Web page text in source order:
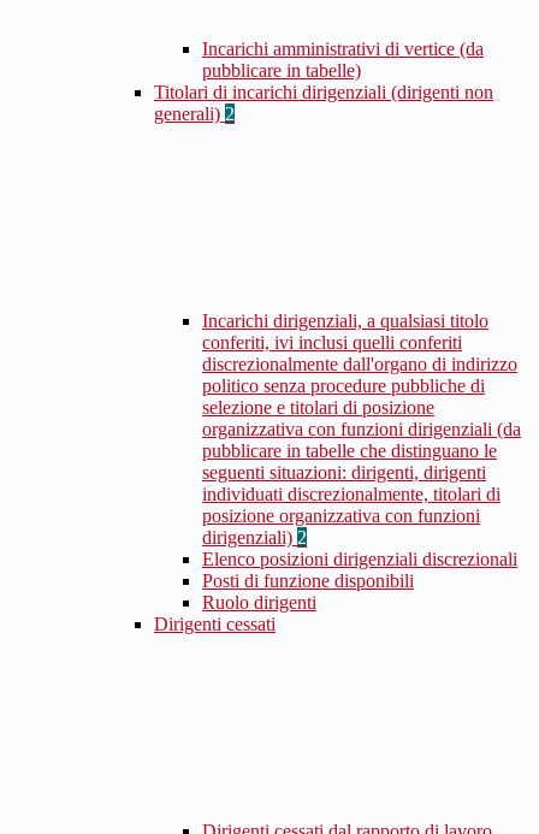
Incarichi amministrativi di vertice (da
pubblicare in tabelle)
Titolari di incarichi dirigenziali (dirigenti non
generali) 2
Incarichi dirigenziali, a qualsiasi titolo
conferiti, ivi inclusi quelli conferiti
discrezionalmente dall'organo di indirizzo
politico senza procedure pubbliche di
selezione e titolari di posizione
organizzativa con funzioni dirigenziali (da
pubblicare in tabelle che distinguano le
seguenti situazioni: dirigenti, dirigenti
individuati discrezionalmente, titolari di
posizione organizzativa con funzioni
dirigenziali) 2
Elenco posizioni dirigenziali discrezionali
Posti di funzione disponibili
Ruolo dirigenti
Dirigenti cessati